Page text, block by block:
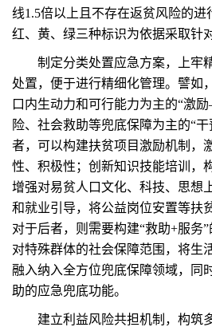
线1.5倍以上且不存在返贫风险的进
红、黄、绿三种标识为依据采取针
制定分类处置应急方案，上牢精
处置，便于进行精细化管理。譬如
口内生动力和可行能力为主的“激
险、社会救助等兜底保障为主的“
者，可以构建扶贫项目激励机制，
性、积极性；创新知识技能培训，
增强对易贫人口文化、科技、思想
和就业引导，将公益岗位安置等扶
对于后者，则需要构建“救助+服务
对特殊群体的社会保障范围，将生
融入纳入全方位兜底保障领域，同
助的应急兜底功能。
建立利益风险共担机制，构筑多